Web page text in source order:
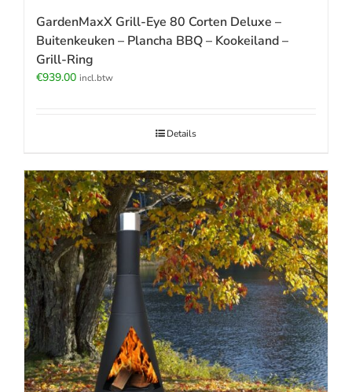
GardenMaxX Grill-Eye 80 Corten Deluxe –
Buitenkeuken – Plancha BBQ – Kookeiland –
Grill-Ring
€939.00 incl.btw
Details